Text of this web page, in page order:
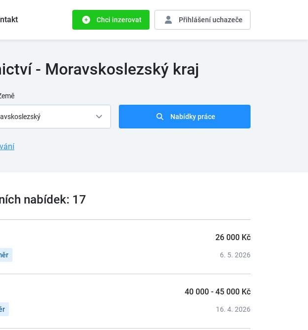
Chci inzerovat Přihlášeníuchazeče
- Moravskoslezský kraj
Nabídky práce
nabídek: 17
26 000 Kč
6. 5. 2026
40 000 - 45 000 Kč
16. 4. 2026